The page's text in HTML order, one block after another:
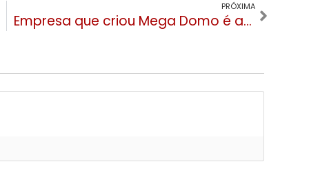
PRÓXIMA
Empresa que criou Mega Domo é acionada na Justiça por dívidas com prestadores de serviço